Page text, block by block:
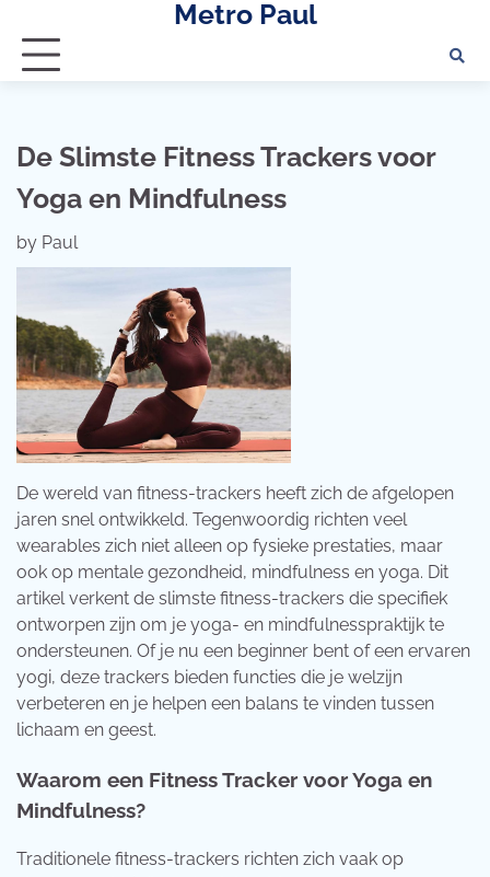
content
Metro Paul
De Slimste Fitness Trackers voor
Yoga en Mindfulness
by Paul
De wereld van fitness-trackers heeft zich de afgelopen
jaren snel ontwikkeld. Tegenwoordig richten veel
wearables zich niet alleen op fysieke prestaties, maar
ook op mentale gezondheid, mindfulness en yoga. Dit
artikel verkent de slimste fitness-trackers die specifiek
ontworpen zijn om je yoga- en mindfulnesspraktijk te
ondersteunen. Of je nu een beginner bent of een ervaren
yogi, deze trackers bieden functies die je welzijn
verbeteren en je helpen een balans te vinden tussen
lichaam en geest.
Waarom een Fitness Tracker voor Yoga en
Mindfulness?
Traditionele fitness-trackers richten zich vaak op